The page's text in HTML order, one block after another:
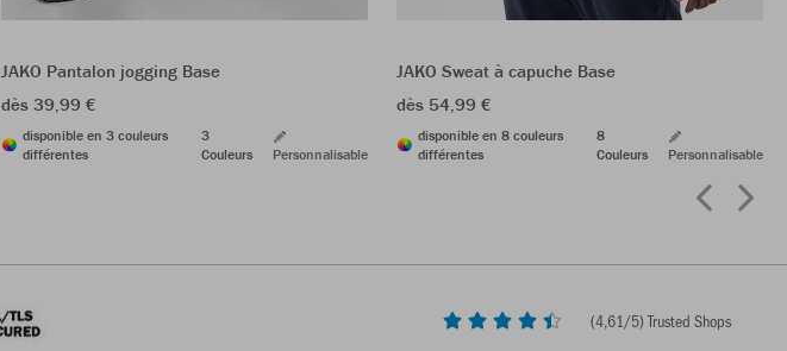
JAKO Pantalon jogging Base
dès 39,99 €
disponible en 3 couleurs
différentes
3
Couleurs
Personnalisable
JAKO Sweat à capuche Base
dès 54,99 €
disponible en 8 couleurs
différentes
8
Couleurs
Personnalisable
(4,61/5) Trusted Shops